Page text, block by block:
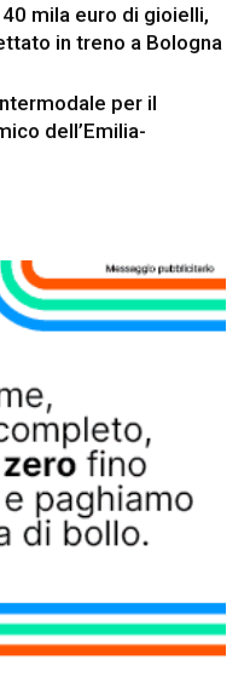
mila euro di gioielli,
in treno a Bologna
per il
dell’Emilia-